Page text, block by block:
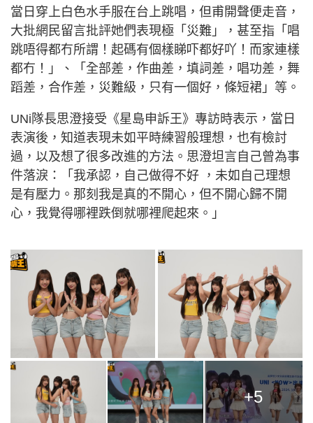
當日穿上白色水手服在台上跳唱，但甫開聲便走音，
大批網民留言批評她們表現極「災難」，甚至指「唱
跳唔得都冇所謂！起碼有個樣睇吓都好吖！而家連樣
都冇！」、「全部差，作曲差，填詞差，唱功差，舞
蹈差，合作差，災難級，只有一個好，條短裙」等。
UNi隊長思澄接受《星島申訴王》專訪時表示，當日
表演後，知道表現未如平時練習般理想，也有檢討
過，以及想了很多改進的方法。思澄坦言自己曾為事
件落淚：「我承認，自己做得不好 ，未如自己理想
是有壓力。那刻我是真的不開心，但不開心歸不開
心，我覺得哪裡跌倒就哪裡爬起來。」
+5